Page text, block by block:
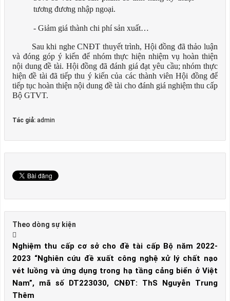
tương đương nhập ngoại.
- Giảm giá thành chi phí sản xuất…
Sau khi nghe CNĐT thuyết trình, Hội đồng đã thảo luận
và đóng góp ý kiến để nhóm thực hiện nhiệm vụ hoàn thiện
nội dung đề tài. Hội đồng đã đánh giá đạt yêu cầu; nhóm thực
hiện đề tài đã tiếp thu ý kiến của các thành viên Hội đồng để
tiếp tục hoàn thiện nội dung đề tài cho đánh giá nghiệm thu cấp
Bộ GTVT.
Tác giả: admin
Theo dòng sự kiện
Nghiệm thu cấp cơ sở cho đề tài cấp Bộ năm 2022-
2023 “Nghiên cứu đề xuất công nghệ xử lý chất nạo
vét luồng và ứng dụng trong hạ tầng cảng biển ở Việt
Nam”, mã số DT223030, CNĐT: ThS Nguyễn Trung
Thêm